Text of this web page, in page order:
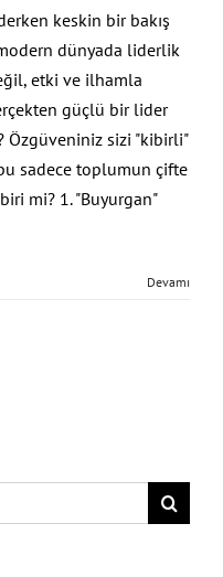
keskin bir bakış
dünyada liderlik
etki ve ilhamla
güçlü bir lider
Özgüveniniz sizi "kibirli"
sadece toplumun çifte
mi? 1. "Buyurgan"
Devamı